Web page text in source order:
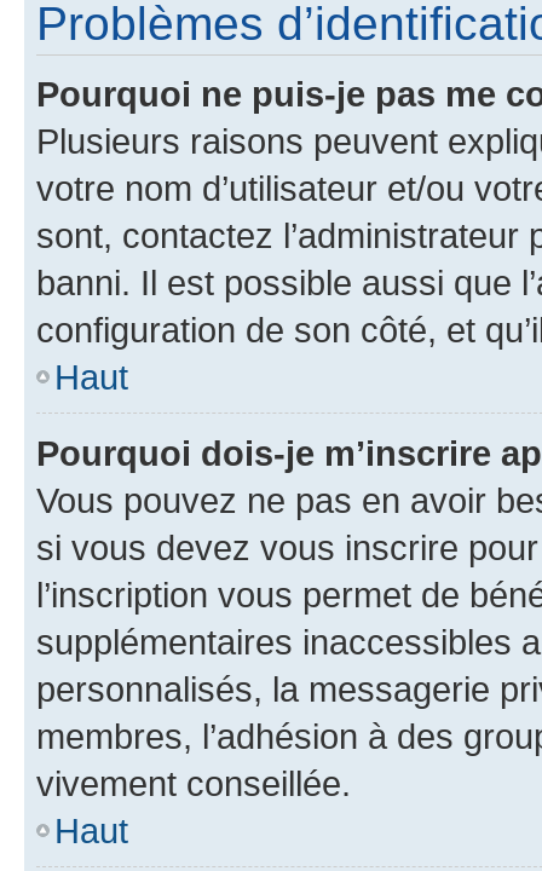
Problèmes
Pourquoi ne puis-je pas me
Plusieurs raisons peuvent
votre nom d’utilisateur et/ou
sont, contactez l’administrateur
banni. Il est possible aussi que
configuration de son côté, et
Haut
Pourquoi dois-je m’inscrire
Vous pouvez ne pas en avoir
si vous devez vous inscrire
l’inscription vous permet de
supplémentaires inaccessibles
personnalisés, la messagerie
membres, l’adhésion à des
vivement conseillée.
Haut